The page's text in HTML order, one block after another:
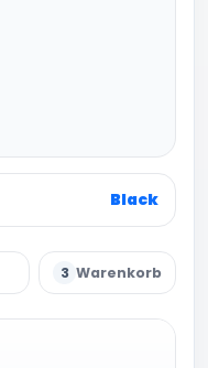
Black
3 Warenkorb